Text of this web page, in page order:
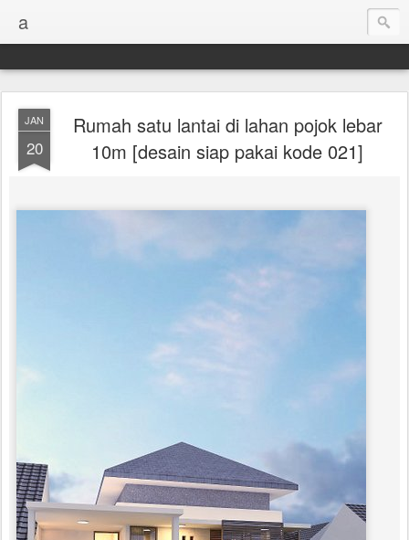
a
JAN
20
Rumah satu lantai di lahan pojok lebar
10m [desain siap pakai kode 021]